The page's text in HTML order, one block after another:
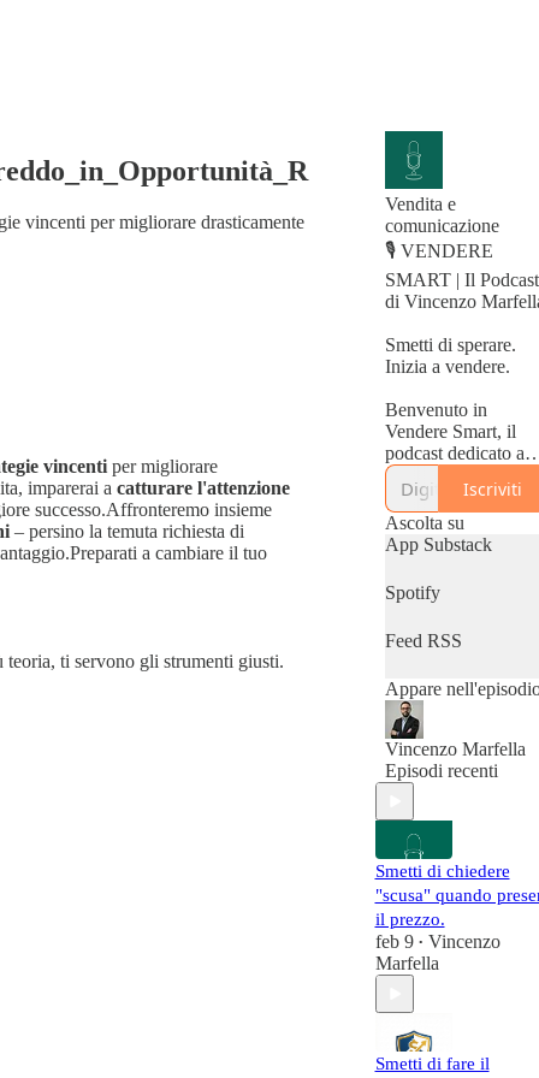
vincenti per migliorare drasticamente
vincentiper migliorare
imparerai a catturare l'attenzione
successo.Affronteremo insieme
– persino la temuta richiesta di
a cambiare il tuo
ti servono gli strumenti giusti.
Vendita e
comunicazione
🎙️ VENDERE
SMART | Il Podcast
di Vincenzo
Smetti di sperare.
Inizia a vendere.
Benvenuto in
Vendere Smart, il
podcast dedicato a
chi vive di vendita,
negoziazione e
business, ma è
delle solite teorie
accademiche e dei
"guru" da
palcoscenico.
Qui non troverai
spicciola, ma
scientifico applicato
alla trincea
quotidiana.
proiettile puntato
dritto ai problemi
reali: come gestire le
obiezioni più
come chiudere
trattative ad alto
budget e come
scalare il tuo
perdere la sanità
mentale.Vincenzo
Marfella condivide
Iscriviti
Ascolta su
App Substack
Spotify
Feed RSS
Appare
Vincenzo Marfella
Episodi recenti
Smetti di chiedere
"scusa" quando
il prezzo.
feb 9 • Vincenzo
Marfella
Smetti di fare il